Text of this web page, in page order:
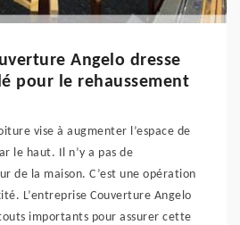
Angelo dresse
pour le rehaussement
vise à augmenter l’espace de
le haut. Il n’y a pas de
de la maison. C’est une opération
L’entreprise Couverture Angelo
importants pour assurer cette